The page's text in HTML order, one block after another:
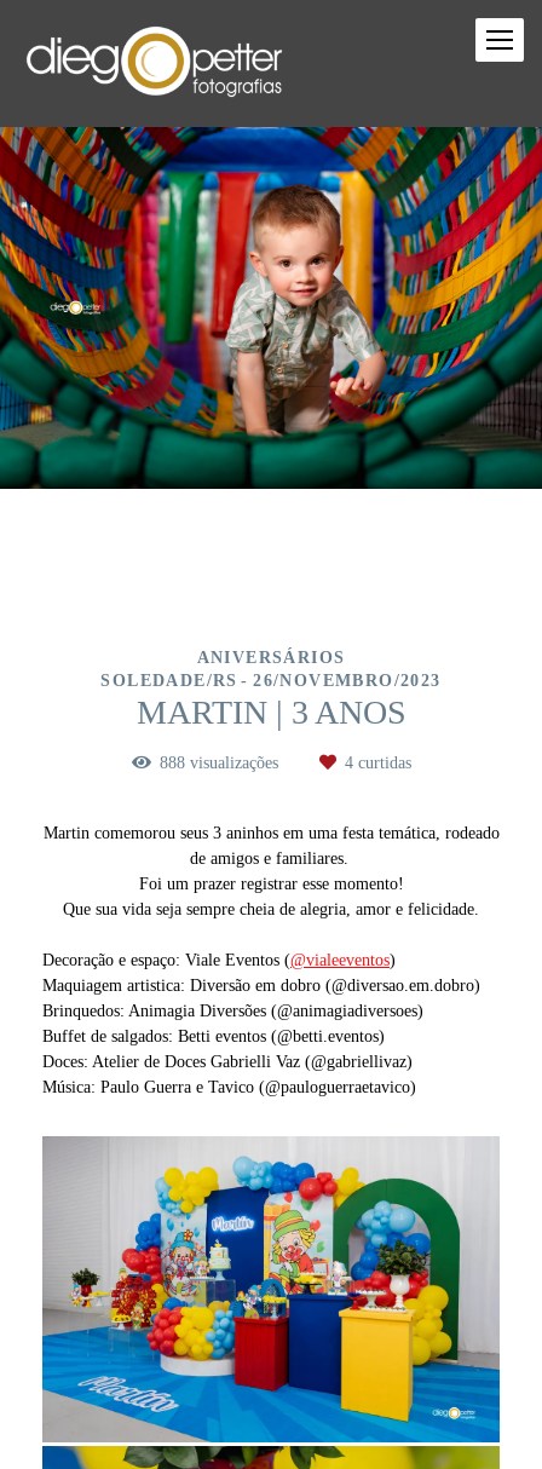
ANIVERSÁRIOS
SOLEDADE/RS
26/NOVEMBRO/2023
MARTIN | 3 ANOS
888visualizações 4curtidas
Martin comemorou seus 3 aninhos em uma festa temática, rodeado
de amigos e familiares.
Foi um prazer registrar esse momento!
Que sua vida seja sempre cheia de alegria, amor e felicidade.
Decoração e espaço: Viale Eventos (@vialeeventos)
Maquiagem artistica: Diversão em dobro (@diversao.em.dobro)
Brinquedos: Animagia Diversões (@animagiadiversoes)
Buffet de salgados: Betti eventos (@betti.eventos)
Doces: Atelier de Doces Gabrielli Vaz (@gabriellivaz)
Música: Paulo Guerra e Tavico (@pauloguerraetavico)